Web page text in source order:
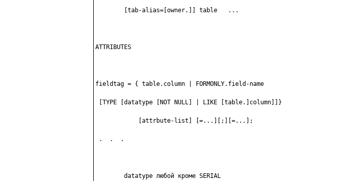
        [tab-alias=[owner.]] table   ...
ATTRIBUTES
fieldtag = { table.column | FORMONLY.field-name
[TYPE [datatype [NOT NULL] | LIKE [table.]column]]}
            [attrbute-list] [=...][;][=...];
.  .  .
        datatype любой кроме SERIAL